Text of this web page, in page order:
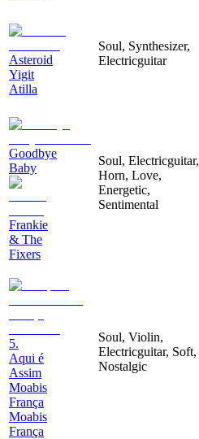
Asteroid
Yigit
Atilla
Soul, Synthesizer,
Electricguitar
Goodbye
Baby
Frankie
& The
Fixers
Soul, Electricguitar,
Horn, Love,
Energetic,
Sentimental
5.
Aqui é
Assim
Moabis
França
Moabis
França
Soul, Violin,
Electricguitar, Soft,
Nostalgic